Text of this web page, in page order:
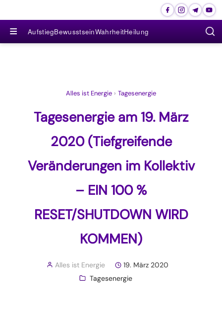
≡ AufstiegBewusstseinWahrheitHeilung
Alles ist Energie › Tagesenergie
Tagesenergie am 19. März
2020 (Tiefgreifende
Veränderungen im Kollektiv
– EIN 100 %
RESET/SHUTDOWN WIRD
KOMMEN)
Alles ist Energie
19. März 2020
Tagesenergie